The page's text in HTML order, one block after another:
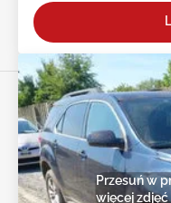
Przesuń w
więcej zdjęć